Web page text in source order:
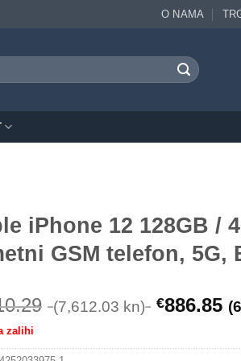
O NAMA
iPhone 12 128GB /
GSM telefon, 5G,
(7,612.03 kn) €886.85
zalihi